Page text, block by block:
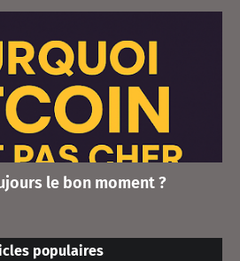
le bon moment ?
populaires